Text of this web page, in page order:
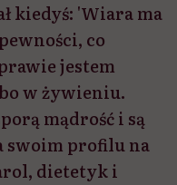
kiedyś: 'Wiara ma
co
jestem
w żywieniu.
mądrość i są
swoim profilu na
dietetyk i